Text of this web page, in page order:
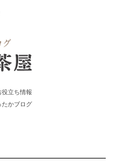
役立ち情報
たかブログ